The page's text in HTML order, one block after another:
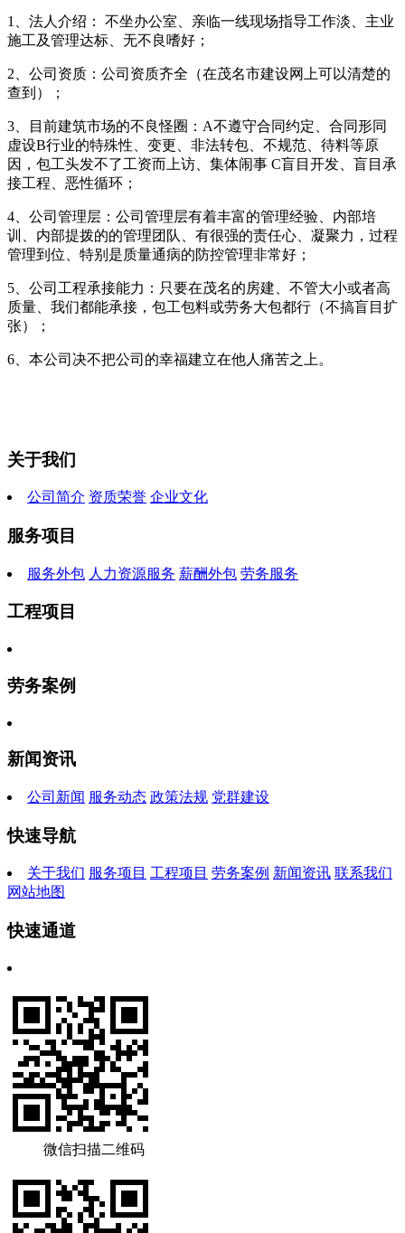
1、法人介绍： 不坐办公室、亲临一线现场指导工作淡、主业
施工及管理达标、无不良嗜好；
2、公司资质：公司资质齐全（在茂名市建设网上可以清楚的
查到）；
3、目前建筑市场的不良怪圈：A不遵守合同约定、合同形同
虚设B行业的特殊性、变更、非法转包、不规范、待料等原
因，包工头发不了工资而上访、集体闹事 C盲目开发、盲目承
接工程、恶性循环；
4、公司管理层：公司管理层有着丰富的管理经验、内部培
训、内部提拨的的管理团队、有很强的责任心、凝聚力，过程
管理到位、特别是质量通病的防控管理非常好；
5、公司工程承接能力：只要在茂名的房建、不管大小或者高
质量、我们都能承接，包工包料或劳务大包都行（不搞盲目扩
张）；
6、本公司决不把公司的幸福建立在他人痛苦之上。
关于我们
公司简介 资质荣誉 企业文化
服务项目
服务外包 人力资源服务 薪酬外包 劳务服务
工程项目
劳务案例
新闻资讯
公司新闻 服务动态 政策法规 党群建设
快速导航
关于我们 服务项目 工程项目 劳务案例 新闻资讯 联系我们
网站地图
快速通道
微信扫描二维码